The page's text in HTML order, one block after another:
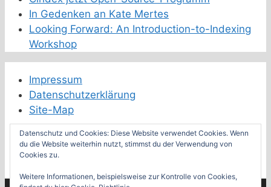
In Gedenken an Kate Mertes
Looking Forward: An Introduction-to-Indexing
Workshop
Impressum
Datenschutzerklärung
Site-Map
Schwester-Fachverbände
Feeds der Fachverbände
Datenschutz und Cookies: Diese Website verwendet Cookies. Wenn
du die Website weiterhin nutzt, stimmst du der Verwendung von
Cookies zu.
Weitere Informationen, beispielsweise zur Kontrolle von Cookies,